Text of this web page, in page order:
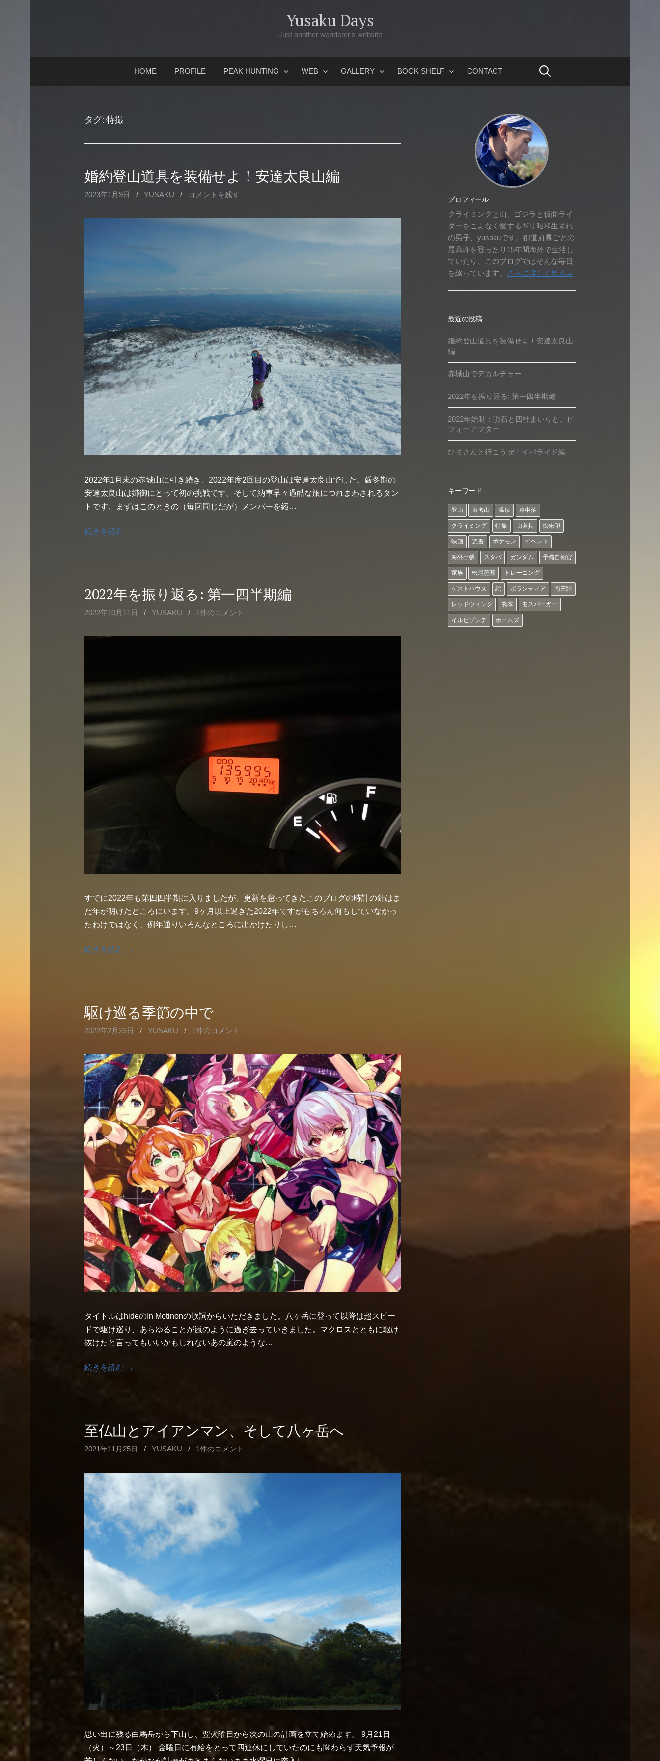
ツ
ス
Yusaku Days
Just another wanderer's website
HOME PROFILE PEAK HUNTING WEB GALLERY BOOK SHELF CONTACT
タグ:特撮
婚約登山道具を装備せよ！安達太良山編
2023年1月9日 / YUSAKU / コメントを残す
2022年1月末の赤城山に引き続き、2022年度2回目の登山は安達太良山でした。厳冬期の
安達太良山は姉御にとって初の挑戦です。そして納車早々過酷な旅につれまわされるタン
トです。まずはこのときの（毎回同じだが）メンバーを紹…
続きを読む →
2022年を振り返る: 第一四半期編
2022年10月11日 / YUSAKU / 1件のコメント
すでに2022年も第四四半期に入りましたが、更新を怠ってきたこのブログの時計の針はま
だ年が明けたところにいます。9ヶ月以上過ぎた2022年ですがもちろん何もしていなかっ
たわけではなく、例年通りいろんなところに出かけたりし…
続きを読む →
駆け巡る季節の中で
2022年2月23日 / YUSAKU / 1件のコメント
タイトルはhideのIn Motinonの歌詞からいただきました。八ヶ岳に登って以降は超スピー
ドで駆け巡り、あらゆることが嵐のように過ぎ去っていきました。マクロスとともに駆け
抜けたと言ってもいいかもしれないあの嵐のような…
続きを読む →
至仏山とアイアンマン、そして八ヶ岳へ
2021年11月25日 / YUSAKU / 1件のコメント
思い出に残る白馬岳から下山し、翌火曜日から次の山の計画を立て始めます。 9月21日
（火）～23日（木） 金曜日に有給をとって四連休にしていたのにも関わらず天気予報が
プロフィール
クライミングと山、ゴジラと仮面ライ
ダーをこよなく愛するギリ昭和生まれ
の男子、yusakuです。都道府県ごとの
最高峰を登ったり15年間海外で生活し
ていたり、このブログではそんな毎日
を綴っています。
さらに詳しく見る→
最近の投稿
婚約登山道具を装備せよ！安達太良山
編
赤城山でデカルチャー
2022年を振り返る: 第一四半期編
2022年始動：隕石と四社まいりと、ビ
フォーアフター
ひまさんと行こうぜ！イバライド編
キーワード
登山 百名山 温泉 車中泊
クライミング 特撮 山道具 御朱印
映画 読書 ポケモン イベント
海外出張 スタバ ガンダム 予備自衛官
家族 松尾芭蕉 トレーニング
ゲストハウス 絵 ボランティア 南三陸
レッドウィング 熊本 モスバーガー
イルビゾンテ ホームズ